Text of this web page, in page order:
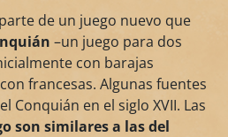
de un juego nuevo que
–un juego para dos
con barajas
francesas. Algunas fuentes
Conquián en el siglo XVII. Las
son similares a las del